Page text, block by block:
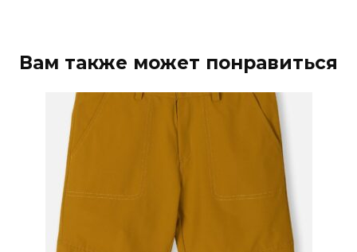
Вам также может понравиться